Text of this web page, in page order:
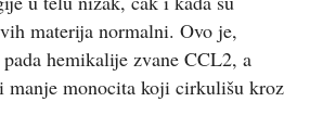
materija normalni. Ovo je,
hemikalije zvane CCL2, a
manje monocita koji cirkulišu kroz